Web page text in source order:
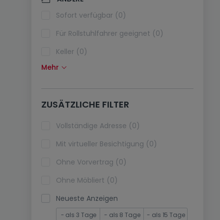
Klimaanlagen (0)
Glasfaser (0)
Sofort verfügbar (0)
Für Rollstuhlfahrer geeignet (0)
Keller (0)
Dachboden (0)
Fahrstuhl (0)
immobilienleibrente (0)
Ferienimmobilien (0)
Mehr
ZUSÄTZLICHE FILTER
Vollständige Adresse (0)
Mit virtueller Besichtigung (0)
Ohne Vorvertrag (0)
Ohne Möbliert (0)
Neueste Anzeigen
- als 3 Tage - als 8 Tage - als 15 Tage